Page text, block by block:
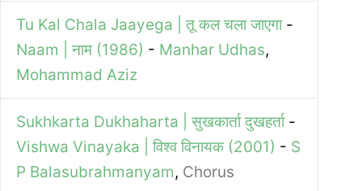
Tu Kal Chala Jaayega | तू कल चला जाएगा -
Naam | नाम (1986) - Manhar Udhas,
Mohammad Aziz
Sukhkarta Dukhaharta | सुखकार्ता दुखहर्ता -
Vishwa Vinayaka | विश्व विनायक (2001) - S
P Balasubrahmanyam, Chorus